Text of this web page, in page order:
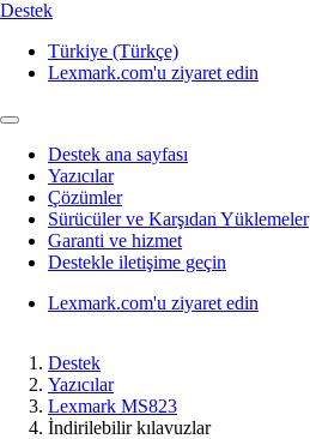
Destek
Türkiye (Türkçe)
Lexmark.com'u ziyaret edin
Destek ana sayfası
Yazıcılar
Çözümler
Sürücüler ve Karşıdan Yüklemeler
Garanti ve hizmet
Destekle iletişime geçin
Lexmark.com'u ziyaret edin
Destek
Yazıcılar
Lexmark MS823
İndirilebilir kılavuzlar